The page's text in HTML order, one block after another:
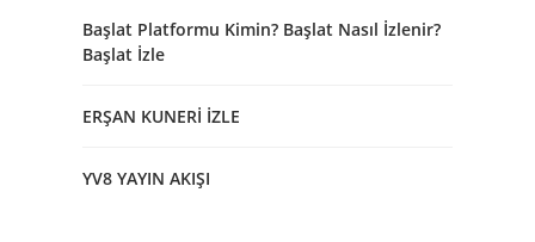
Başlat Platformu Kimin? Başlat Nasıl İzlenir?
Başlat İzle
ERŞAN KUNERİ İZLE
YV8 YAYIN AKIŞI